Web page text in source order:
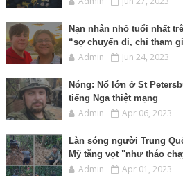
Nạn nhân nhỏ tuổi nhất
“sợ chuyến đi, chỉ tham
Admin Jun 24, 2023
Nóng: Nổ lớn ở St
tiếng Nga thiệt mạng
Admin Apr 06, 2023
Làn sóng người Trung
Mỹ tăng vọt "như tháo
Admin Apr 01, 2023